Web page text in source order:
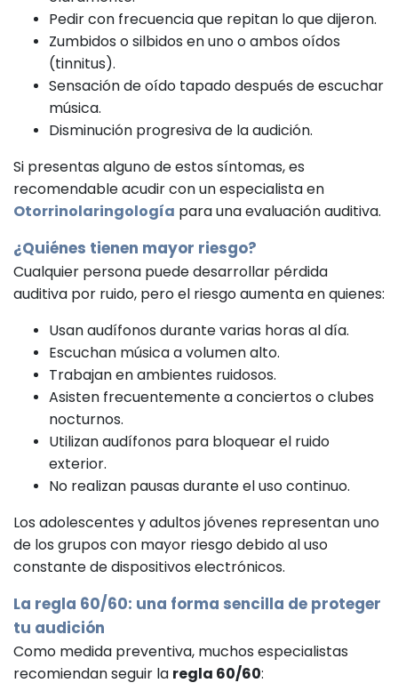
Pedir con frecuencia que repitan lo que dijeron.
Zumbidos o silbidos en uno o ambos oídos
(tinnitus).
Sensación de oído tapado después de escuchar
música.
Disminución progresiva de la audición.
Si presentas alguno de estos síntomas, es
recomendable acudir con un especialista en
Otorrinolaringología para una evaluación auditiva.
¿Quiénes tienen mayor riesgo?
Cualquier persona puede desarrollar pérdida
auditiva por ruido, pero el riesgo aumenta en quienes:
Usan audífonos durante varias horas al día.
Escuchan música a volumen alto.
Trabajan en ambientes ruidosos.
Asisten frecuentemente a conciertos o clubes
nocturnos.
Utilizan audífonos para bloquear el ruido
exterior.
No realizan pausas durante el uso continuo.
Los adolescentes y adultos jóvenes representan uno
de los grupos con mayor riesgo debido al uso
constante de dispositivos electrónicos.
La regla 60/60: una forma sencilla de proteger
tu audición
Como medida preventiva, muchos especialistas
recomiendan seguir la regla 60/60: